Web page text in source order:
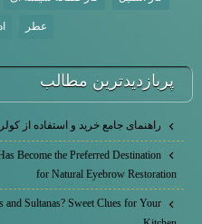
عطر
پربازديدترين مطالب
راهنمای جامع خرید و استفاده از
Become the Preferred Destination
for Natural Eyebrow Restoration
Sultanas? Sweet Clues for Your